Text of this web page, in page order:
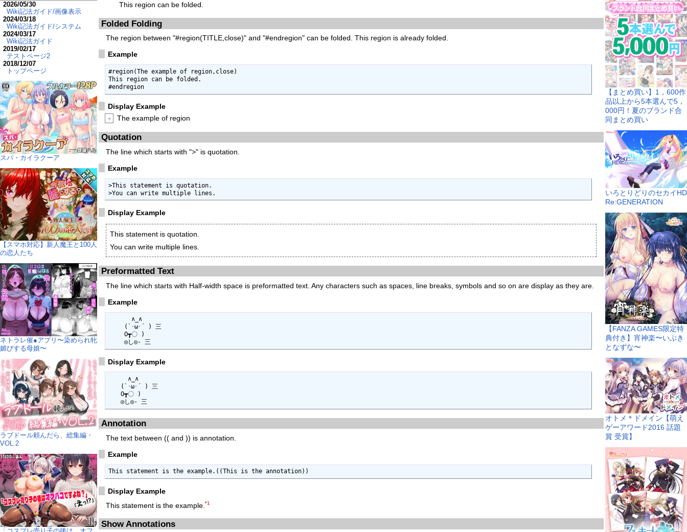
This region can be folded.
Folded Folding
The region between "#region(TITLE,close)" and "#endregion" can be folded. This region is already folded.
Example
#region(The example of region,close)
This region can be folded.
#endregion
Display Example
＋ The example of region
Quotation
The line which starts with ">" is quotation.
Example
>This statement is quotation.
>You can write multiple lines.
Display Example
This statement is quotation.
You can write multiple lines.
Preformatted Text
The line which starts with Half-width space is preformatted text. Any characters such as spaces, line breaks, symbols and so on are display as they are.
Example
◎し◎- 三
Display Example
(`･ω･´ ) 三
O┳〇 )
◎し◎- 三
Annotation
The text between (( and )) is annotation.
Example
This statement is the example.((This is the annotation))
Display Example
This statement is the example. *1
Show Annotations
2026/05/30
Wiki記法ガイド/画像表示
2024/03/18
Wiki記法ガイド/システム
2024/03/17
Wiki記法ガイド
2019/02/17
テストページ2
2018/12/07
トップページ
スパ・カイラクーア
【スマホ対応】新人魔王と100人
の恋人たち
ネトラレ催●アプリ〜染められ牝
媚びする母娘〜
ラブドール頼んだら、総集編・
VOL.2
【まとめ買い】1，600作
品以上から5本選んで5，
000円！夏のブランド合
同まとめ買い
いろとりどりのセカイHD
Re:GENERATION
【FANZA GAMES限定特
典付き】宵神楽〜いぶき
となずな〜
オトメ＊ドメイン【萌え
ゲーアワード2016 話題
賞 受賞】